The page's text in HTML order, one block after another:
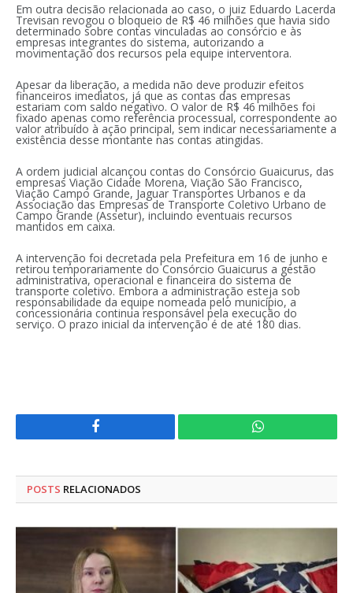
Em outra decisão relacionada ao caso, o juiz Eduardo Lacerda
Trevisan revogou o bloqueio de R$ 46 milhões que havia sido
determinado sobre contas vinculadas ao consórcio e às
empresas integrantes do sistema, autorizando a
movimentação dos recursos pela equipe interventora.
Apesar da liberação, a medida não deve produzir efeitos
financeiros imediatos, já que as contas das empresas
estariam com saldo negativo. O valor de R$ 46 milhões foi
fixado apenas como referência processual, correspondente ao
valor atribuído à ação principal, sem indicar necessariamente a
existência desse montante nas contas atingidas.
A ordem judicial alcançou contas do Consórcio Guaicurus, das
empresas Viação Cidade Morena, Viação São Francisco,
Viação Campo Grande, Jaguar Transportes Urbanos e da
Associação das Empresas de Transporte Coletivo Urbano de
Campo Grande (Assetur), incluindo eventuais recursos
mantidos em caixa.
A intervenção foi decretada pela Prefeitura em 16 de junho e
retirou temporariamente do Consórcio Guaicurus a gestão
administrativa, operacional e financeira do sistema de
transporte coletivo. Embora a administração esteja sob
responsabilidade da equipe nomeada pelo município, a
concessionária continua responsável pela execução do
serviço. O prazo inicial da intervenção é de até 180 dias.
Facebook WhatsApp
POSTS RELACIONADOS